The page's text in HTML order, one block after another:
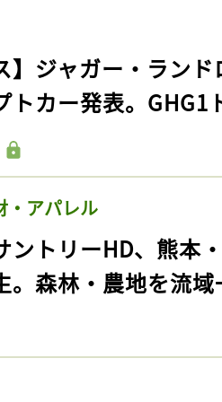
】ジャガー・ラン
トカー発表。GHG1
・アパレル
ントリーHD、熊本
。森林・農地を流